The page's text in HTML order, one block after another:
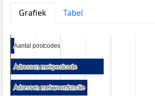
Grafiek
Tabel
Aantal postcodes
Aantal postcodes
Adressen met postcode
Adressen met postcode
Adressen met woonfunctie
Adressen met woonfunctie